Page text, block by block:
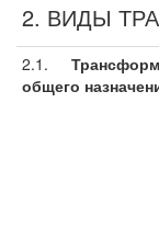
2. ВИДЫ
2.1.
общего